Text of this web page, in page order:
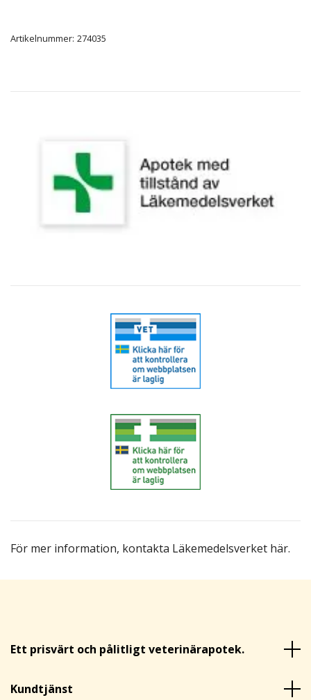
För mer information, kontakta Läkemedelsverket här.
Artikelnummer: 274035
Ett prisvärt och pålitligt veterinärapotek.
Kundtjänst